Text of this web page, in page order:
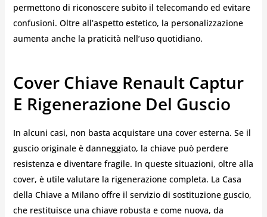
permettono di riconoscere subito il telecomando ed evitare
confusioni. Oltre all’aspetto estetico, la personalizzazione
aumenta anche la praticità nell’uso quotidiano.
Cover Chiave Renault Captur
E Rigenerazione Del Guscio
In alcuni casi, non basta acquistare una cover esterna. Se il
guscio originale è danneggiato, la chiave può perdere
resistenza e diventare fragile. In queste situazioni, oltre alla
cover, è utile valutare la rigenerazione completa. La Casa
della Chiave a Milano offre il servizio di sostituzione guscio,
che restituisce una chiave robusta e come nuova, da